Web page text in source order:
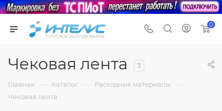
0
Чековая лента 3
Главная — Каталог — Расходные материалы —
Чековая лента